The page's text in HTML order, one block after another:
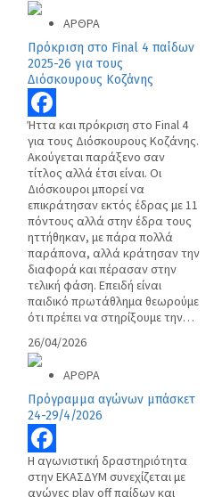
ΑΡΘΡΑ
Πρόκριση στο Final 4 παίδων
2025-26 για τους
Διόσκουρους Κοζάνης
Facebook
Ήττα και πρόκριση στο Final 4
για τους Διόσκουρους Κοζάνης.
Ακούγεται παράξενο σαν
τίτλος αλλά έτσι είναι. Οι
Διόσκουροι μπορεί να
επικράτησαν εκτός έδρας με 11
πόντους αλλά στην έδρα τους
ηττήθηκαν, με πάρα πολλά
παράπονα, αλλά κράτησαν την
διαφορά και πέρασαν στην
τελική φάση. Επειδή είναι
παιδικό πρωτάθλημα θεωρούμε
ότι πρέπει να στηρίξουμε την…
26/04/2026
ΑΡΘΡΑ
Πρόγραμμα αγώνων μπάσκετ
24-29/4/2026
Facebook
Η αγωνιστική δραστηριότητα
στην ΕΚΑΣΔΥΜ συνεχίζεται με
αγώνες play off παίδων και